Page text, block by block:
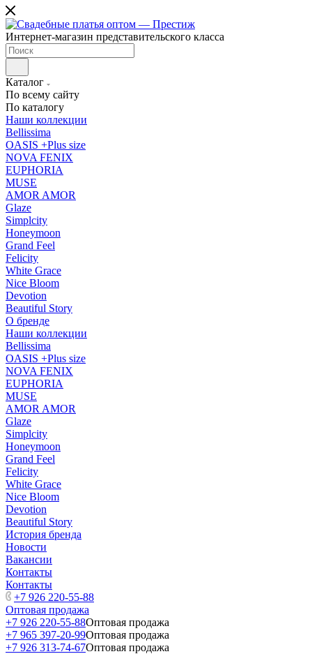
Интернет-магазин представительского класса
Каталог
По всему сайту
По каталогу
Наши коллекции
Bellissima
OASIS +Plus size
NOVA FENIX
EUPHORIA
MUSE
AMOR AMOR
Glaze
Simplcity
Honeymoon
Grand Feel
Felicity
White Grace
Nice Bloom
Devotion
Beautiful Story
О бренде
Наши коллекции
Bellissima
OASIS +Plus size
NOVA FENIX
EUPHORIA
MUSE
AMOR AMOR
Glaze
Simplcity
Honeymoon
Grand Feel
Felicity
White Grace
Nice Bloom
Devotion
Beautiful Story
История бренда
Новости
Вакансии
Контакты
Контакты
+7 926 220-55-88
Оптовая продажа
+7 926 220-55-88Оптовая продажа
+7 965 397-20-99Оптовая продажа
+7 926 313-74-67Оптовая продажа